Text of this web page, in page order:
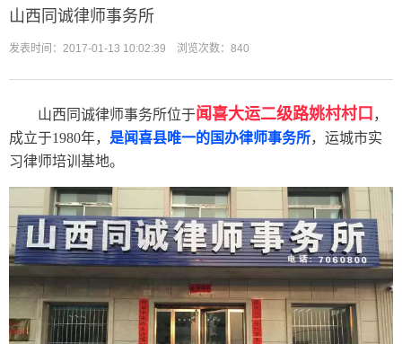
山西同诚律师事务所
发表时间：2017-01-13 10:02:39 浏览次数：840
山西同诚律师事务所位于闻喜大运二级路姚村村口 ，
成立于1980年， 是闻喜县唯一的国办律师事务所，运城市实
习律师培训基地。